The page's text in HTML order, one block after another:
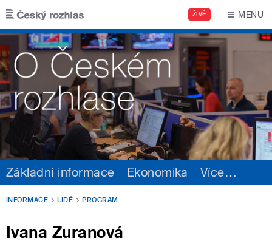
Přejít k hlavnímu obsahu
ŽIVĚ MENU
Základní informace Ekonomika Více…
INFORMACE LIDÉ PROGRAM
Ivana Zuranová